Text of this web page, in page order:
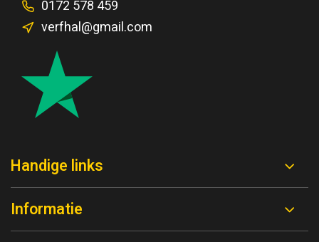
0172 578 459
verfhal@gmail.com
Handige links
Informatie